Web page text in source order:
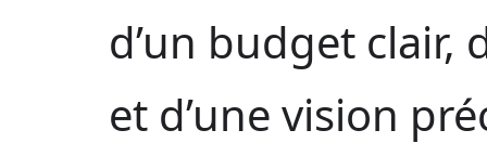
d’un budget clair,
et d’une vision